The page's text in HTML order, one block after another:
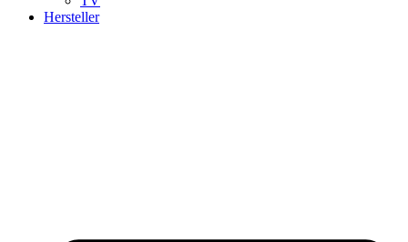
Hersteller